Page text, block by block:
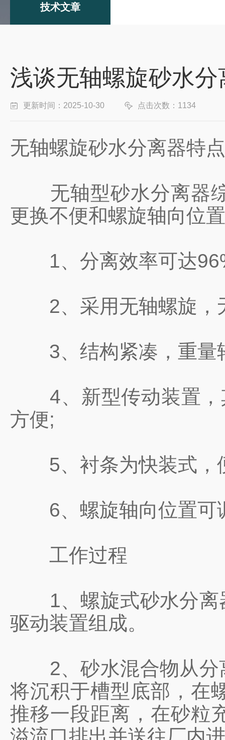
技术文章
浅谈无轴螺旋砂水
更新时间：2025-10-30 点击次数：1134
无轴螺旋砂水分离器特
无轴型砂水分离器综
更换不便和螺旋轴向位
1、分离效率可达
2、采用无轴螺旋，
3、结构紧凑，重量
4、新型传动装置，
方便;
5、衬条为快装式，
6、螺旋轴向位置可
工作过程
1、螺旋式砂水分离
驱动装置组成。
2、砂水混合物从分
将沉积于槽型底部，在
推移一段距离，在砂粒